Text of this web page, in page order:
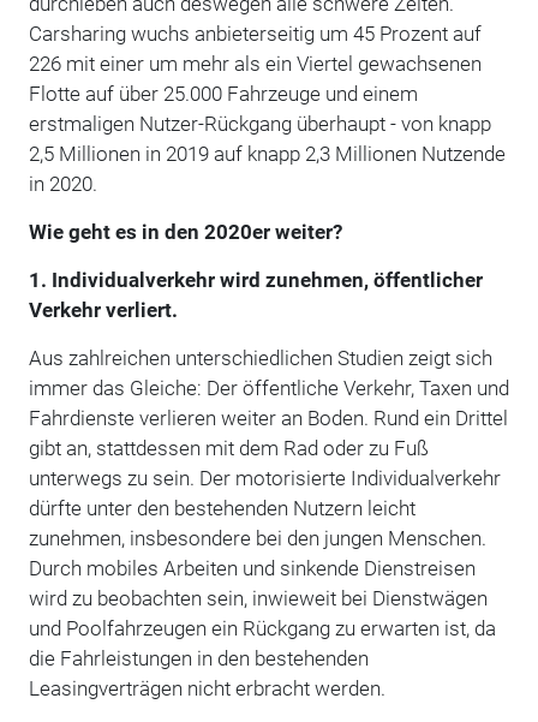
Carsharing wuchs anbieterseitig um 45 Prozent auf
226 mit einer um mehr als ein Viertel gewachsenen
Flotte auf über 25.000 Fahrzeuge und einem
erstmaligen Nutzer-Rückgang überhaupt - von knapp
2,5 Millionen in 2019 auf knapp 2,3 Millionen Nutzende
in 2020.
Wie geht es in den 2020er weiter?
1. Individualverkehr wird zunehmen, öffentlicher
Verkehr verliert.
Aus zahlreichen unterschiedlichen Studien zeigt sich
immer das Gleiche: Der öffentliche Verkehr, Taxen und
Fahrdienste verlieren weiter an Boden. Rund ein Drittel
gibt an, stattdessen mit dem Rad oder zu Fuß
unterwegs zu sein. Der motorisierte Individualverkehr
dürfte unter den bestehenden Nutzern leicht
zunehmen, insbesondere bei den jungen Menschen.
Durch mobiles Arbeiten und sinkende Dienstreisen
wird zu beobachten sein, inwieweit bei Dienstwägen
und Poolfahrzeugen ein Rückgang zu erwarten ist, da
die Fahrleistungen in den bestehenden
Leasingverträgen nicht erbracht werden.